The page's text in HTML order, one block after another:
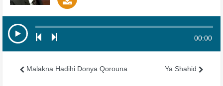
00:00
Malakna Hadihi Donya Qorouna